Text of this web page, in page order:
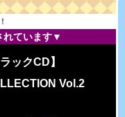
れています▼
ックCD】
Vol.2